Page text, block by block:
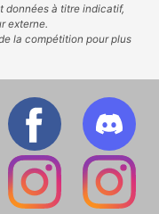
données à titre indicatif,
externe.
la compétition pour plus